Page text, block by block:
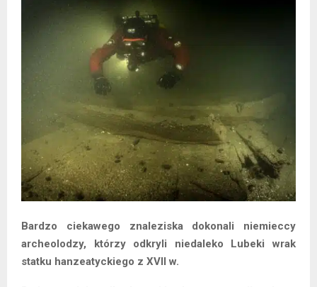
Bardzo ciekawego znaleziska dokonali niemieccy
archeolodzy, którzy odkryli niedaleko Lubeki wrak
statku hanzeatyckiego z XVII w.